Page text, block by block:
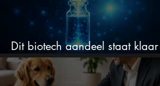
Dit biotech aandeel staat klaar
voor een flinke rally